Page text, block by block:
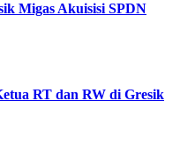
Migas Akuisisi SPDN
RT dan RW di Gresik